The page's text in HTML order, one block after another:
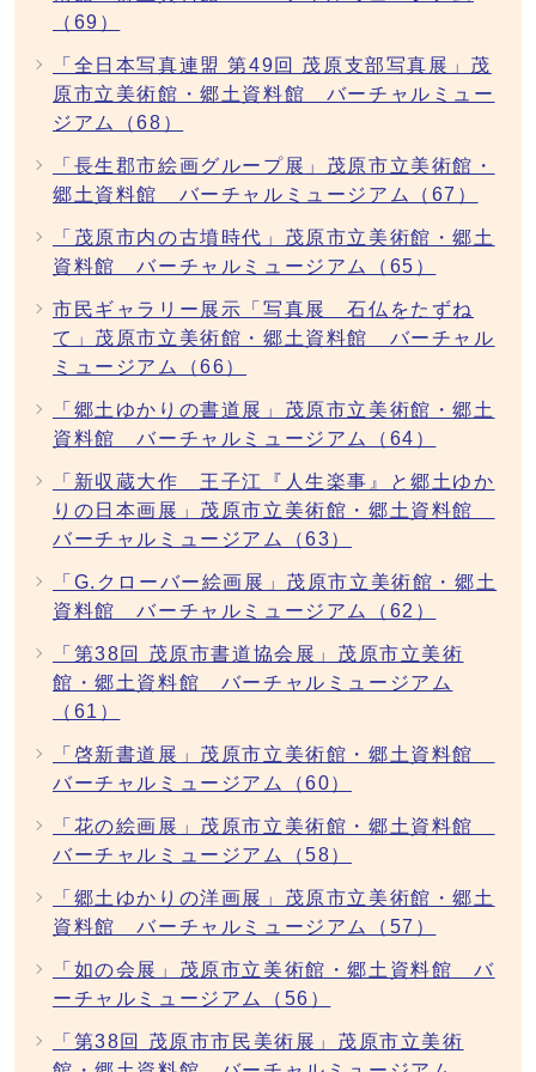
（69）
「全日本写真連盟 第49回 茂原支部写真展」茂
原市立美術館・郷土資料館 バーチャルミュー
ジアム（68）
「長生郡市絵画グループ展」茂原市立美術館・
郷土資料館 バーチャルミュージアム（67）
「茂原市内の古墳時代」茂原市立美術館・郷土
資料館 バーチャルミュージアム（65）
市民ギャラリー展示「写真展 石仏をたずね
て」茂原市立美術館・郷土資料館 バーチャル
ミュージアム（66）
「郷土ゆかりの書道展」茂原市立美術館・郷土
資料館 バーチャルミュージアム（64）
「新収蔵大作 王子江『人生楽事』と郷土ゆか
りの日本画展」茂原市立美術館・郷土資料館
バーチャルミュージアム（63）
「G.クローバー絵画展」茂原市立美術館・郷土
資料館 バーチャルミュージアム（62）
「第38回 茂原市書道協会展」茂原市立美術
館・郷土資料館 バーチャルミュージアム
（61）
「啓新書道展」茂原市立美術館・郷土資料館
バーチャルミュージアム（60）
「花の絵画展」茂原市立美術館・郷土資料館
バーチャルミュージアム（58）
「郷土ゆかりの洋画展」茂原市立美術館・郷土
資料館 バーチャルミュージアム（57）
「如の会展」茂原市立美術館・郷土資料館 バ
ーチャルミュージアム（56）
「第38回 茂原市市民美術展」茂原市立美術